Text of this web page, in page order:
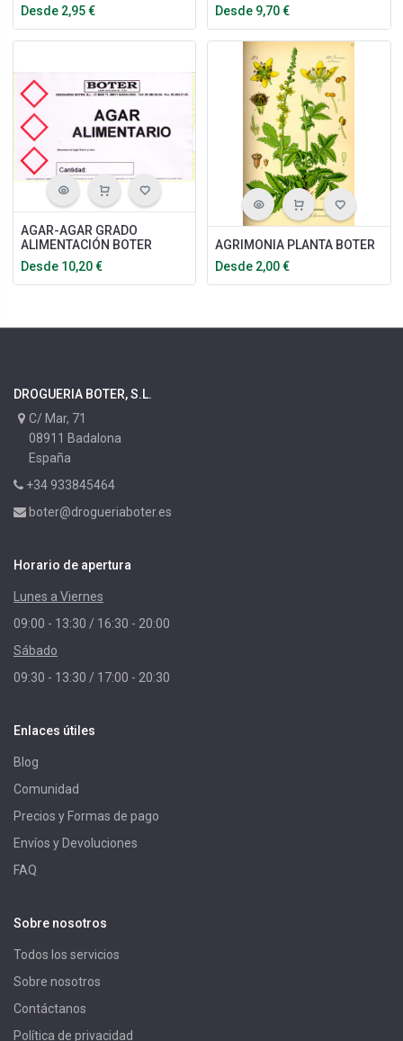
Desde 2,95€
Desde 9,70€
AGAR-AGAR GRADO
ALIMENTACIÓN BOTER
Desde 10,20€
AGRIMONIA PLANTA BOTER
Desde 2,00€
DROGUERIA BOTER, S.L.
C/ Mar, 71
08911 Badalona
España
+34 933845464
boter@drogueriaboter.es
Horario de apertura
Lunes a Viernes
09:00 - 13:30 / 16:30 - 20:00
Sábado
09:30 - 13:30 / 17:00 - 20:30
Enlaces útiles
Blog
Comunidad
Precios y Formas de pago
Envíos y Devoluciones
FAQ
Sobre nosotros
Todos los servicios
Sobre nosotros
Contáctanos
Política de privacidad